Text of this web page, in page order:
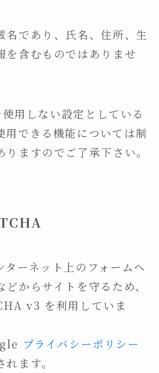
名であり、氏名、住所、生
を含むものではありませ
用しない設定としている
用できる機能については制
ますのでご了承下さい。
ターネット上のフォームへ
からサイトを守るため、
v3 を利用していま
プライバシーポリシー
ます。